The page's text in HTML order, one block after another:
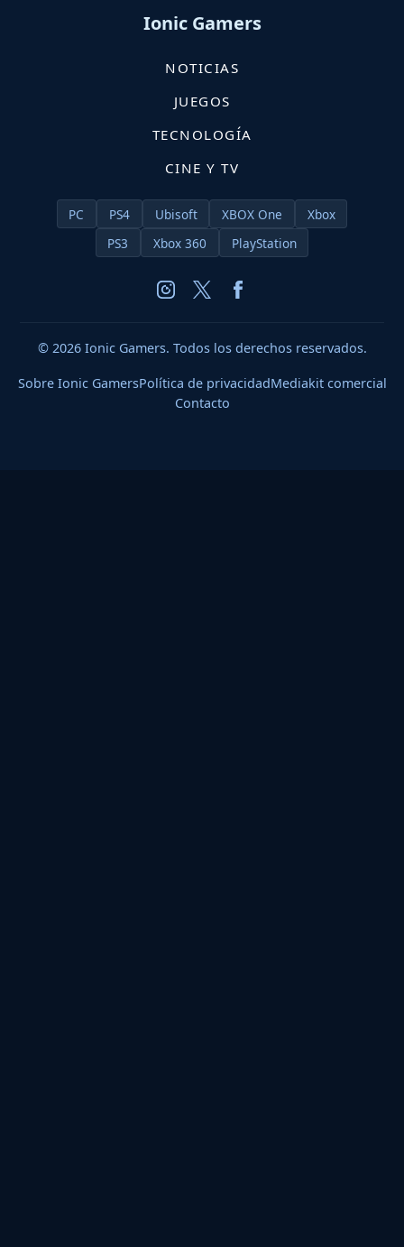
Ionic Gamers
NOTICIAS
JUEGOS
TECNOLOGÍA
CINE Y TV
PC PS4 Ubisoft XBOX One
Xbox
PS3
Xbox 360 PlayStation
© 2026 Ionic Gamers. Todos los derechos reservados.
Sobre Ionic GamersPolítica de privacidadMediakit comercial
Contacto